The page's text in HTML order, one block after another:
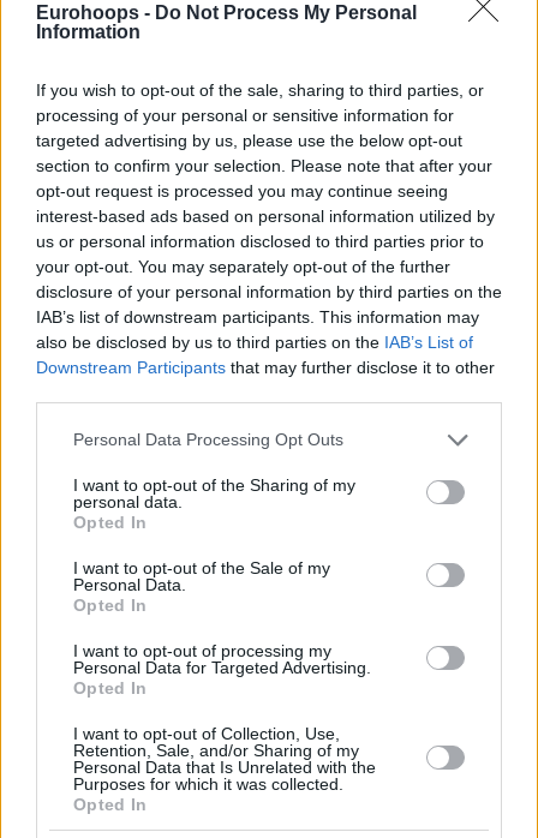
Eurohoops - Do Not Process My Personal
Information
If you wish to opt-out of the sale, sharing to third parties, or
processing of your personal or sensitive information for
targeted advertising by us, please use the below opt-out
section to confirm your selection. Please note that after your
opt-out request is processed you may continue seeing
interest-based ads based on personal information utilized by
us or personal information disclosed to third parties prior to
your opt-out. You may separately opt-out of the further
disclosure of your personal information by third parties on the
IAB’s list of downstream participants. This information may
also be disclosed by us to third parties on the IAB’s List of
Downstream Participants that may further disclose it to other
Please note that this website/app uses one or more Google
not limited to your visit or usage behaviour. You may click to
grant or deny consent to Google and its third-party tags to
use your data for below specified purposes in below Google
consent section.
Personal Data Processing Opt Outs
I want to opt-out of the Sharing of my
personal data.
Opted In
I want to opt-out of the Sale of my
Personal Data.
Opted In
I want to opt-out of processing my
Personal Data for Targeted Advertising.
Opted In
I want to opt-out of Collection, Use,
Retention, Sale, and/or Sharing of my
Personal Data that Is Unrelated with the
Purposes for which it was collected.
Opted In
04/JUL/24 22:45
το Καμερούν και τις Φιλιππίνες να
ακολουθούν Λετονία και Βραζιλία
αντίστοιχα. Την πάτησαν...
Η ΔΕΗ στέλνει ένα δυνατό
μήνυμα για την ισότητα και τη
συμπερίληψη
04/JUL/24 14:14
Ο κορυφαίος Έλληνας αθλητής, Νίκος Γκάλης και μία
ομάδα 40 αθλητών και καλλιτεχνών στέλνουν ένα δυνατό
μήνυμα για την...
παράστασή του κόντρα στη
04/JUL/24 13:01
Δομινικανή Δημηκρατία.
νοκ άουτ Ισπανία με Λορένζο
και άλλες τρεις ομάδες
Ίδρωσε το Μαυροβούνιο όμως λύγισε το Καμερούν (70-66)
και... άνοιξε λογαριασμό. Πρωτιά για τις Μπαχάμες στο
Προολυμπιακό της Βαλένθια.